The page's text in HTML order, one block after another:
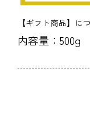
【ギフト商品】に
内容量：500g